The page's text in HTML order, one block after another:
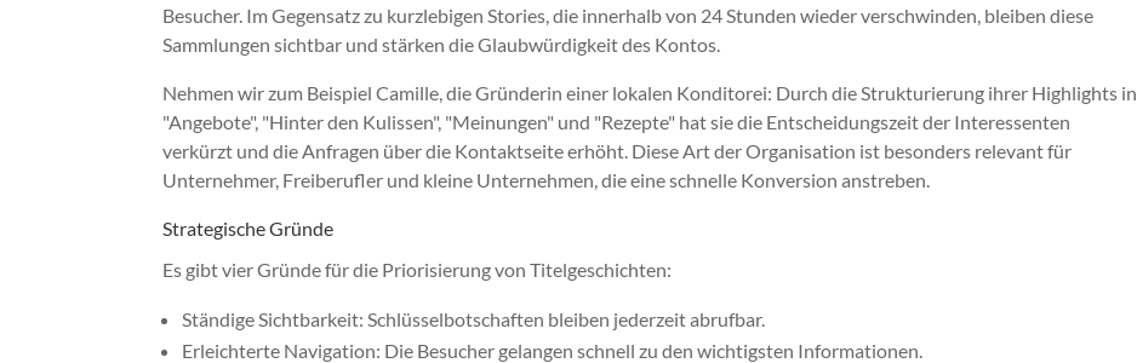
Besucher. Im Gegensatz zu kurzlebigen Stories, die innerhalb von 24 Stunden wieder verschwinden, bleiben diese
Sammlungen sichtbar und stärken die Glaubwürdigkeit des Kontos.
Nehmen wir zum Beispiel Camille, die Gründerin einer lokalen Konditorei: Durch die Strukturierung ihrer Highlights in
"Angebote", "Hinter den Kulissen", "Meinungen" und "Rezepte" hat sie die Entscheidungszeit der Interessenten
verkürzt und die Anfragen über die Kontaktseite erhöht. Diese Art der Organisation ist besonders relevant für
Unternehmer, Freiberufler und kleine Unternehmen, die eine schnelle Konversion anstreben.
Strategische Gründe
Es gibt vier Gründe für die Priorisierung von Titelgeschichten:
Ständige Sichtbarkeit: Schlüsselbotschaften bleiben jederzeit abrufbar.
Erleichterte Navigation: Die Besucher gelangen schnell zu den wichtigsten Informationen.